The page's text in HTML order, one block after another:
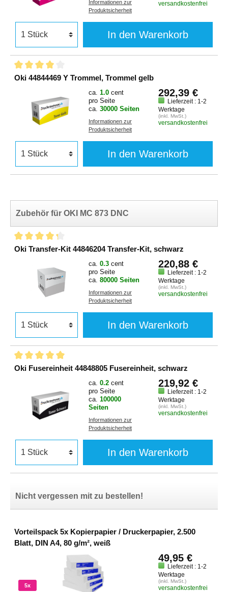
Informationen zur
Produktsicherheit
versandkostenfrei
In den Warenkorb
Oki 44844469 Y Trommel, Trommel gelb
ca. 1.0 cent
pro Seite
ca. 30000 Seiten
Informationen zur
Produktsicherheit
292,39 €
Lieferzeit : 1-2
Werktage
(inkl. MwSt.)
versandkostenfrei
In den Warenkorb
Zubehör für OKI MC 873 DNC
Oki Transfer-Kit 44846204 Transfer-Kit, schwarz
ca. 0.3 cent
pro Seite
ca. 80000 Seiten
Informationen zur
Produktsicherheit
220,88 €
Lieferzeit : 1-2
Werktage
(inkl. MwSt.)
versandkostenfrei
In den Warenkorb
Oki Fusereinheit 44848805 Fusereinheit, schwarz
ca. 0.2 cent
pro Seite
ca. 100000
Seiten
Informationen zur
Produktsicherheit
219,92 €
Lieferzeit : 1-2
Werktage
(inkl. MwSt.)
versandkostenfrei
In den Warenkorb
Nicht vergessen mit zu bestellen!
Vorteilspack 5x Kopierpapier / Druckerpapier, 2.500
Blatt, DIN A4, 80 g/m², weiß
5x
49,95 €
Lieferzeit : 1-2
Werktage
(inkl. MwSt.)
versandkostenfrei